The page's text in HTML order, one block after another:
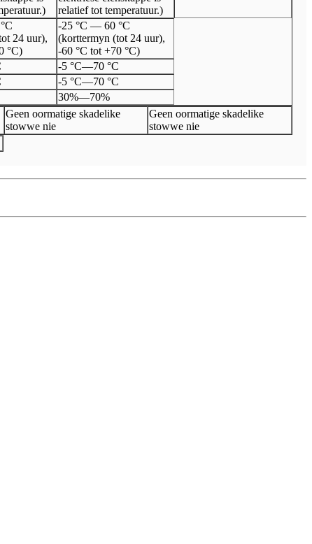
relatief tot temperatuur.)
24 uur),
°C)
-25 °C — 60 °C
(korttermyn (tot 24 uur),
-60 °C tot +70 °C)
-5 °C—70 °C
-5 °C—70 °C
30%—70%
Geen oormatige skadelike
stowwe nie
Geen oormatige skadelike
stowwe nie